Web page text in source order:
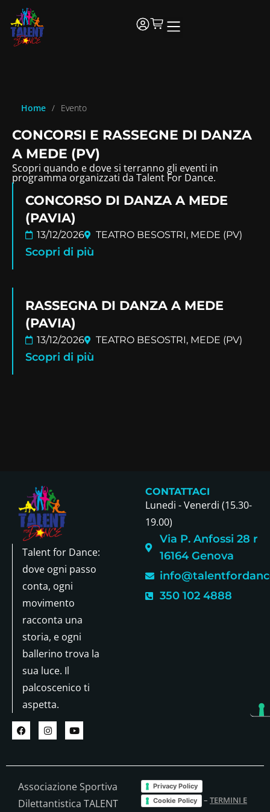
Home / Evento
CONCORSI E RASSEGNE DI DANZA
A MEDE (PV)
Scopri quando e dove si terranno gli eventi in
programma organizzati da Talent For Dance.
CONCORSO DI DANZA A MEDE
(PAVIA)
13/12/2026 TEATRO BESOSTRI, MEDE (PV)
Scopri di più
RASSEGNA DI DANZA A MEDE
(PAVIA)
13/12/2026 TEATRO BESOSTRI, MEDE (PV)
Scopri di più
Talent for Dance:
dove ogni passo
conta, ogni
movimento
racconta una
storia, e ogni
ballerino trova la
sua luce. Il
palcoscenico ti
aspetta.
CONTATTACI
Lunedi - Venerdi (15.30-
19.00)
Via P. Anfossi 28 r
16164 Genova
350 102 4888
Associazione Sportiva
Dilettantistica TALENT
Privacy Policy
Cookie Policy
– TERMINI E